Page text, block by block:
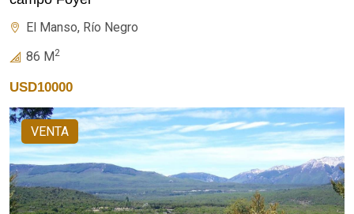
El Manso, Río Negro
86 M2
USD10000
VENTA